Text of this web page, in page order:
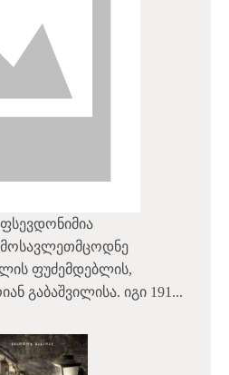
ფუძემდებლის,
გაბაშვილისა. იგი 191...